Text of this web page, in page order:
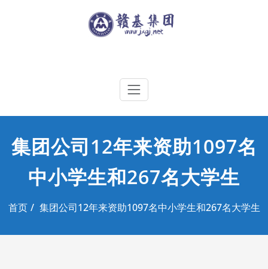
江西赣基集团工程有限公司
集团公司12年来资助1097名
中小学生和267名大学生
首页 集团公司12年来资助1097名中小学生和267名大学生